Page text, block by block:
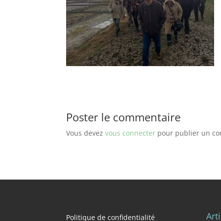
Poster le commentaire
Vous devezvous connecter pour publier un
Politique de confidentialité